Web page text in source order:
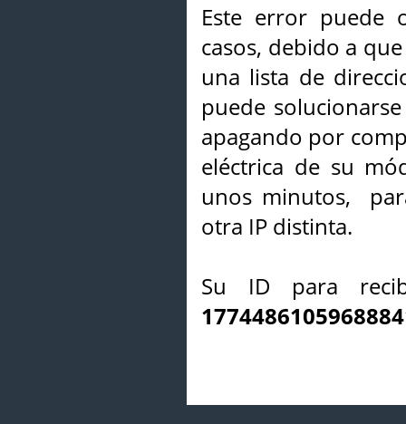
Este error puede
casos, debido a
una lista de
puede
apagando por
eléctrica de su
unos minutos,
otra IP distinta.
Su ID para